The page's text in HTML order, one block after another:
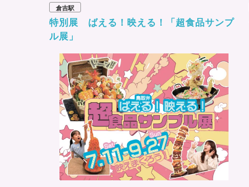
倉吉駅
特別展 ばえる！映える！「超食品サンプ
ル展」